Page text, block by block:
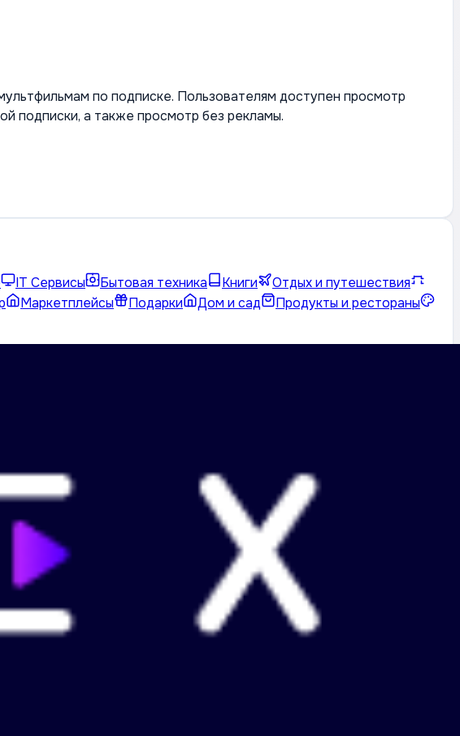
по подписке. Пользователям доступен просмотр
подписки, а также просмотр без рекламы.
IT Сервисы Бытовая техника Книги
Отдых и путешествия
Маркетплейсы Подарки Дом и сад
Продукты и рестораны